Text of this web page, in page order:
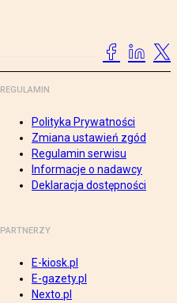
REGULAMIN
Polityka Prywatności
Zmiana ustawień zgód
Regulamin serwisu
Informacje o nadawcy
Deklaracja dostępności
PARTNERZY
E-kiosk.pl
E-gazety.pl
Nexto.pl